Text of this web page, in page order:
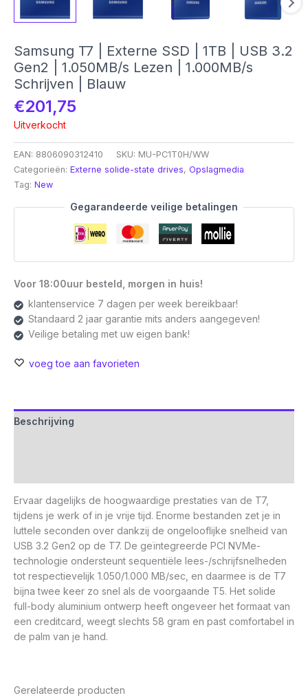
Samsung T7 | Externe SSD | 1TB | USB 3.2
Gen2 | 1.050MB/s Lezen | 1.000MB/s
Schrijven | Blauw
€201,75
Uitverkocht
EAN: 8806090312410 SKU: MU-PC1T0H/WW
Categorieën: Externe solide-state drives, Opslagmedia
Tag: New
Gegarandeerde veilige betalingen
Voor 18:00uur besteld, morgen in huis!
klantenservice 7 dagen per week bereikbaar!
Standaard 2 jaar garantie mits anders aangegeven!
Veilige betaling met uw eigen bank!
voeg toe aan favorieten
Beschrijving
Ervaar dagelijks de hoogwaardige prestaties van de T7,
tijdens je werk of in je vrije tijd. Enorme bestanden zet je in
luttele seconden over dankzij de ongelooflijke snelheid van
USB 3.2 Gen2 op de T7. De geïntegreerde PCI NVMe-
technologie ondersteunt sequentiële lees-/schrijfsnelheden
tot respectievelijk 1.050/1.000 MB/sec, en daarmee is de T7
bijna twee keer zo snel als de voorgaande T5. Het solide
full-body aluminium ontwerp heeft ongeveer het formaat van
een creditcard, weegt slechts 58 gram en past comfortabel in
de palm van je hand.
Gerelateerde producten